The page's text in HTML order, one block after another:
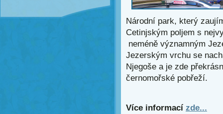
Národní park, který
Cetinjským poljem s
neméně významným
Jezerským vrchu se
Njegoše a je zde
černomořské pobřeží.
Více informací zde...